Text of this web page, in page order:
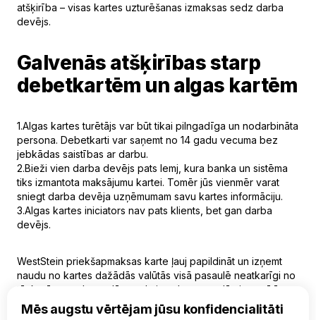
atšķirība – visas kartes uzturēšanas izmaksas sedz darba
devējs.
Galvenās atšķirības starp
debetkartēm un algas kartēm
1.Algas kartes turētājs var būt tikai pilngadīga un nodarbināta
persona. Debetkarti var saņemt no 14 gadu vecuma bez
jebkādas saistības ar darbu.
2.Bieži vien darba devējs pats lemj, kura banka un sistēma
tiks izmantota maksājumu kartei. Tomēr jūs vienmēr varat
sniegt darba devēja uzņēmumam savu kartes informāciju.
3.Algas kartes iniciators nav pats klients, bet gan darba
devējs.
WestStein priekšapmaksas karte ļauj papildināt un izņemt
naudu no kartes dažādās valūtās visā pasaulē neatkarīgi no
tā, kurā pasaules malā atrodaties. Ja esat nolēmis pasūtīt
WestStein algu karti, sazinieties ar uzņēmuma vadītāju vai
iesniedziet pieteikumu tiešsaistē tieši no sava tālruņa vai
Mēs augstu vērtējam jūsu konfidencialitāti